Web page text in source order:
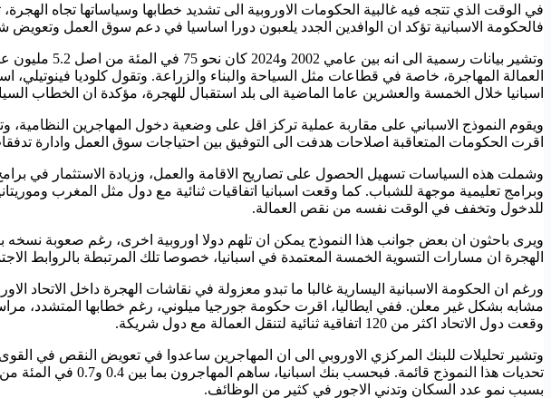
في الوقت الذي تتجه فيه غالبية الحكومات الاوروبية الى تشديد خطابها وسياساتها تجاه
فالحكومة الاسبانية تؤكد ان الوافدين الجدد يلعبون دورا اساسيا في دعم سوق العمل
وتشير
العمالة المهاجرة، خاصة في قطاعات مثل السياحة والبناء والزراعة. وتقول كلوديا
اسبانيا خلال الخمسة والعشرين عاما الماضية الى بلد استقبال للهجرة، مؤكدة ان الخطاب
ويقوم النموذج الاسباني على مقاربة عملية تركز اقل على وضعية دخول المهاجرين
اقرت الحكومات المتعاقبة اصلاحات هدفت الى التوفيق بين احتياجات سوق العمل وادارة
وشملت هذه السياسات تسهيل الحصول على تصاريح الاقامة والعمل، وزيادة الاستثمار في
وبرامج تعليمية موجهة للشباب. كما وقعت اسبانيا اتفاقيات ثنائية مع دول مثل المغرب
للدخول وتخفف في الوقت نفسه من نقص العمالة.
ويرى باحثون ان بعض جوانب هذا النموذج يمكن ان تلهم دولا اوروبية اخرى، رغم صعوبة
الهجرة ان مسارات التسوية الخمسة المعتمدة في اسبانيا، خصوصا تلك المرتبطة بالروابط
ورغم ان الحكومة الاسبانية اليسارية غالبا ما تبدو معزولة في نقاشات الهجرة داخل
وقعت دول الاتحاد اكثر من 120 اتفاقية ثنائية لتنقل العمالة مع دول شريكة.
وتشير تحليلات للبنك المركزي الاوروبي الى ان المهاجرين ساعدوا في تعويض النقص في
بسبب نمو عدد السكان وتدني الاجور في كثير من الوظائف.